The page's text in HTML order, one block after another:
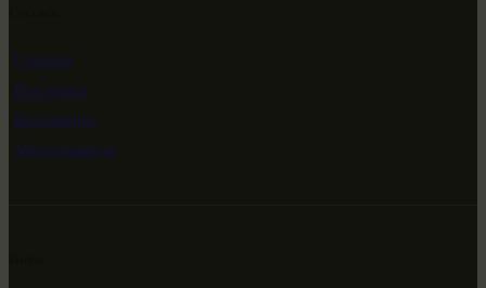
Главная
Выставки
Коллекции
Мероприятия